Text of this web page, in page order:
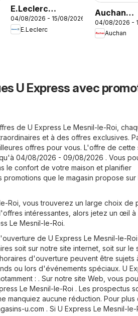
E.Leclerc
catalogue
04/08/2026 - 15/08/2026
E.Leclerc
Auchan
04/08/2026 -
Auchan
U Express avec
de U Express Le Mesnil-le-Roi,
et à des offres exclusives.
offres pour vous. L'offre de cette
04/08/2026 - 09/08/2026 . Vous
le confort de votre maison et planifier
que le magasin propose sur
Roi, vous trouverez un large choix de
intéressantes, alors jetez un œil à
Le Mesnil-le-Roi.
de U Express Le Mesnil-le-Roi
soit sur notre site internet, soit sur le
d'ouverture peuvent être sujets
ou lors d'événements spéciaux. U
: . Sur notre site Web, vous
Le Mesnil-le-Roi . Les prospectus
manquiez aucune réduction. Pour plus
u.com . Si U Express Le Mesnil-le-